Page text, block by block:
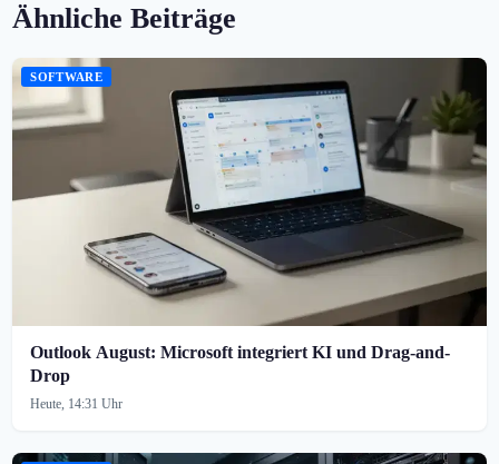
Ähnliche Beiträge
SOFTWARE
Outlook August: Microsoft integriert KI und Drag-and-
Drop
Heute, 14:31 Uhr